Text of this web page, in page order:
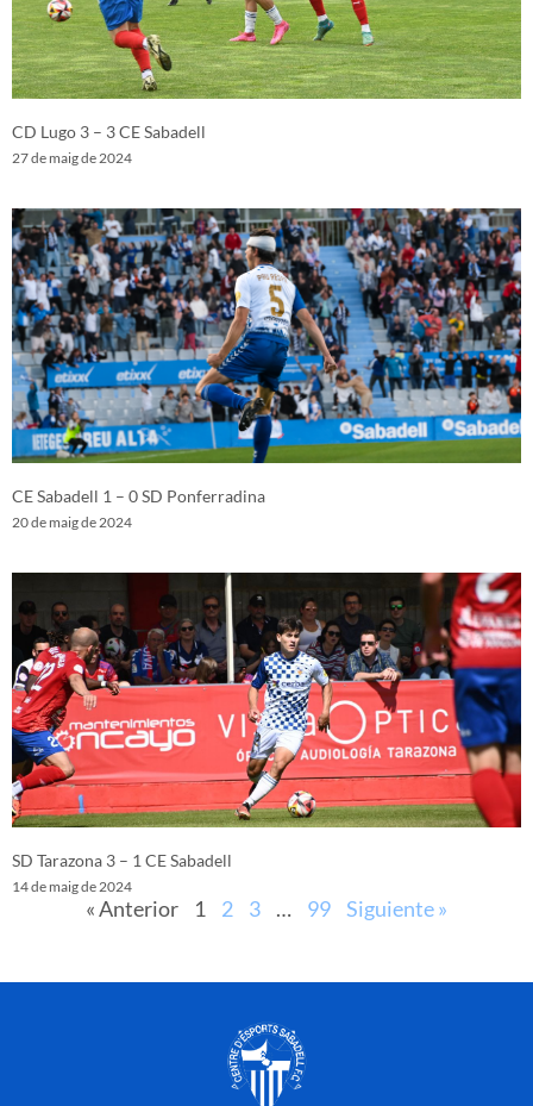
CD Lugo 3 – 3 CE Sabadell
27 de maig de 2024
CE Sabadell 1 – 0 SD Ponferradina
20 de maig de 2024
SD Tarazona 3 – 1 CE Sabadell
14 de maig de 2024
« Anterior 1 2 3 … 99 Siguiente »